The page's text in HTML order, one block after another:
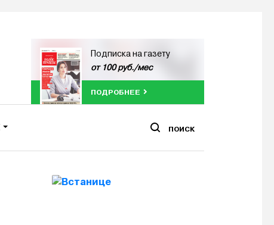
Подписка на газету
от 100 руб./мес
ПОДРОБНЕЕ
ПОИСК